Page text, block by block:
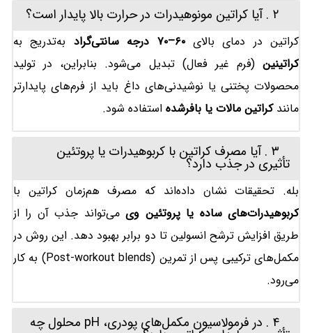
۲. آیا کراتین مونوهیدرات در حرارت بالا پایدار است؟
کراتین در دمای بالای۶۰–۷۰ درجه سانتی‌گراد به‌تدریج به
کراتینین (فرم غیر فعال) تبدیل می‌شود. بنابراین، در تولید
محصولات پختنی یا نوشیدنی‌های داغ باید از فرم‌های پایدارتر
مانندکراتین مالات یا بافرشده استفاده شود.
۳. آیا مصرف کراتین با کربوهیدرات یا پروتئین
تأثیری در جذب دارد؟
بله. تحقیقات نشان داده‌اند که مصرف هم‌زمان کراتین با
کربوهیدرات‌های ساده یا پروتئین ویمی‌تواند جذب آن را از
طریق افزایش ترشح انسولین تا دو برابر بهبود دهد. این روش در
مکمل‌های ترکیبی پس از تمرین (Post-workout blends) به کار
می‌رود.
۴. در فرمولاسیون مکمل‌های پودری، pH محلول چه